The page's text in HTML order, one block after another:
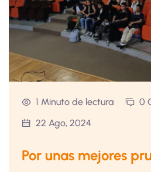
1 Minuto de lectura
0
22 Ago, 2024
Por unas mejores